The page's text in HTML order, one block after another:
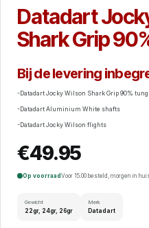
Datadart
Shark Grip
Bij de levering
-Datadart Jocky Wilson Shark Grip 90%
-Datadart Aluminium White shafts
-Datadart Jocky Wilson flights
€49.95
Op voorraad Voor 15.00 besteld, morgen in
Gewicht
22gr, 24gr, 26gr
Merk
Datadart